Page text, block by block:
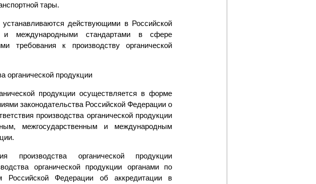
тары.
действующими в Российской
и международными стандартами в сфере
требования к производству органической
органической продукции
продукции осуществляется в форме
законодательства Российской Федерации о
производства органической продукции
межгосударственным и международным
производства органической продукции
органической продукции органами по
Российской Федерации об аккредитации в